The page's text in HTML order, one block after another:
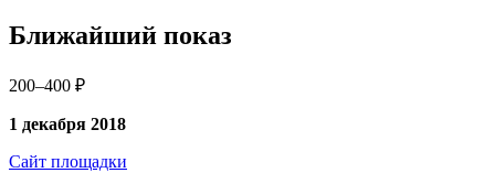
Ближайший показ
200–400 ₽
1 декабря 2018
Сайт площадки